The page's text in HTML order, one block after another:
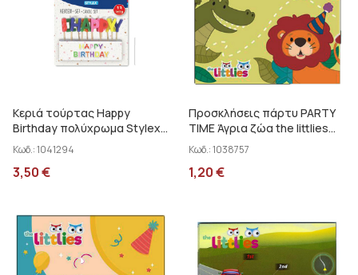
Κεριά τούρτας Happy
Birthday πολύχρωμα Stylex
10721
Κωδ.:1041294
3,50€
Προσκλήσεις πάρτυ PARTY
TIME Άγρια ζώα the littlies
000646740
Κωδ.:1038757
1,20€